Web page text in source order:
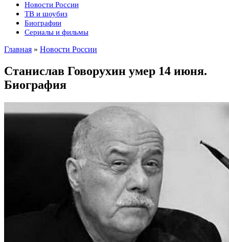
Новости России
ТВ и шоубиз
Биографии
Сериалы и фильмы
Главная » Новости России
Станислав Говорухин умер 14 июня.
Биография